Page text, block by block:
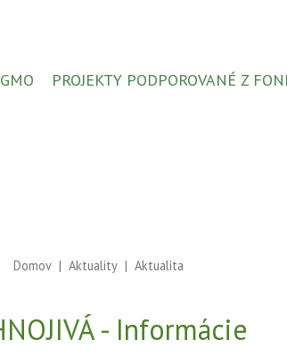
PROJEKTY PODPOROVANÉ Z
Domov Aktuality Aktualita
- Informácie